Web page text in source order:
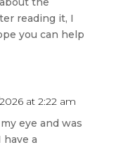
reading it, I
you can help
at 2:22 am
eye and was
a